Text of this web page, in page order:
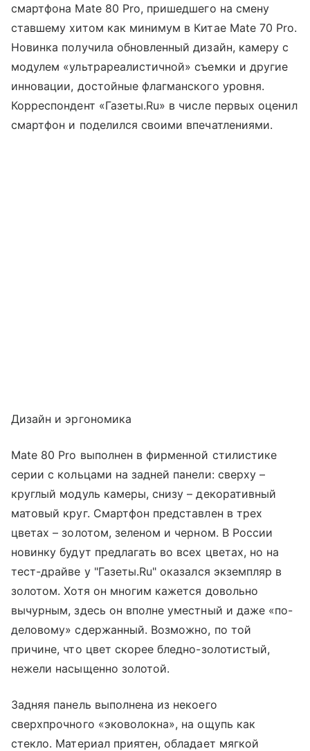
смартфона Mate 80 Pro, пришедшего на смену
ставшему хитом как минимум в Китае Mate 70 Pro.
Новинка получила обновленный дизайн, камеру с
модулем «ультрареалистичной» съемки и другие
инновации, достойные флагманского уровня.
Корреспондент «Газеты.Ru» в числе первых оценил
смартфон и поделился своими впечатлениями.
Дизайн и эргономика
Mate 80 Pro выполнен в фирменной стилистике
серии с кольцами на задней панели: сверху –
круглый модуль камеры, снизу – декоративный
матовый круг. Смартфон представлен в трех
цветах – золотом, зеленом и черном. В России
новинку будут предлагать во всех цветах, но на
тест-драйве у "Газеты.Ru" оказался экземпляр в
золотом. Хотя он многим кажется довольно
вычурным, здесь он вполне уместный и даже «по-
деловому» сдержанный. Возможно, по той
причине, что цвет скорее бледно-золотистый,
нежели насыщенно золотой.
Задняя панель выполнена из некоего
сверхпрочного «эковолокна», на ощупь как
стекло. Материал приятен, обладает мягкой